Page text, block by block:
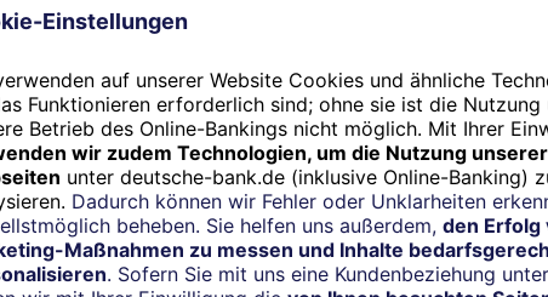
trägt dazu bei, den Wert der Immobilie zu erhalten oder
die Immobilie in eine höhere Energieeffizienzklasse
Dämmung wirken sich nicht nur positiv auf die Umwelt
zu einem besseren Preis vermietet bzw. verkauft